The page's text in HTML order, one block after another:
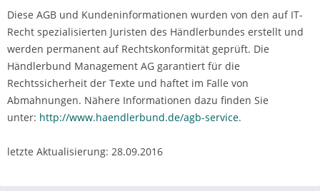
Diese AGB und Kundeninformationen wurden von den auf IT-
Recht spezialisierten Juristen des Händlerbundes erstellt und
werden permanent auf Rechtskonformität geprüft. Die
Händlerbund Management AG garantiert für die
Rechtssicherheit der Texte und haftet im Falle von
Abmahnungen. Nähere Informationen dazu finden Sie
unter: http://www.haendlerbund.de/agb-service.
letzte Aktualisierung: 28.09.2016